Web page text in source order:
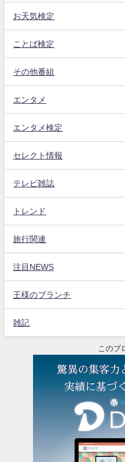
お天気検定
ことば検定
その他番組
エンタメ
エンタメ検定
セレクト情報
テレビ雑誌
トレンド
旅行関連
注目NEWS
王様のブランチ
雑記
このブ